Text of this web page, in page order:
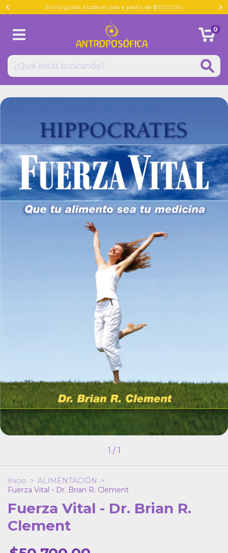
Envío gratis a todo el país a partir de $100.000
0
1 /1
Inicio > ALIMENTACIÓN >
Fuerza Vital - Dr. Brian R. Clement
Fuerza Vital - Dr. Brian R.
Clement